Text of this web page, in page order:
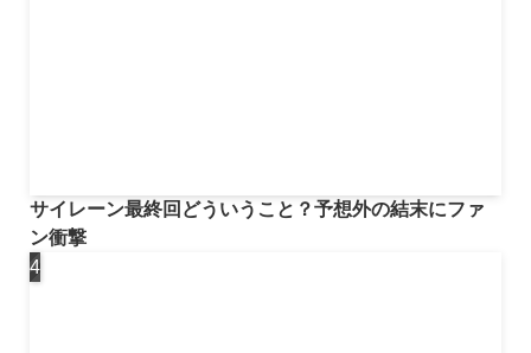
サイレーン最終回どういうこと？予想外の結末にファ
ン衝撃